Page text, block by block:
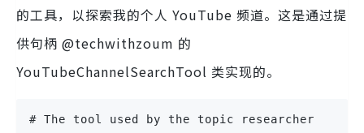
的工具，以探索我的个人 YouTube 频道。这是通过提
供句柄 @techwithzoum 的
YouTubeChannelSearchTool 类实现的。
# The tool used by the topic researcher